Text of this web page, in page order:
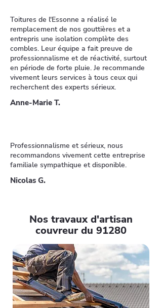
Toitures de l'Essonne a réalisé le
remplacement de nos gouttières et a
entrepris une isolation complète des
combles. Leur équipe a fait preuve de
professionnalisme et de réactivité, surtout
en période de forte pluie. Je recommande
vivement leurs services à tous ceux qui
recherchent des experts sérieux.
Anne-Marie T.
Professionnalisme et sérieux, nous
recommandons vivement cette entreprise
familiale sympathique et disponible.
Nicolas G.
Nos travaux d'artisan
couvreur du 91280